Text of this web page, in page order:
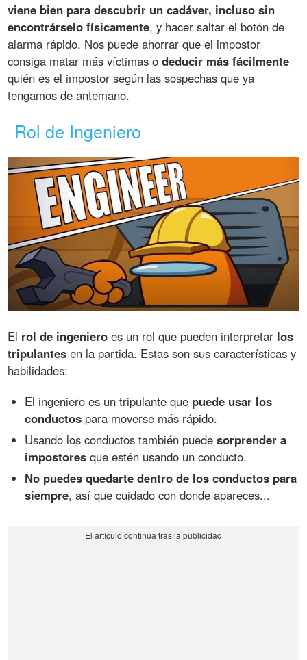
viene bien para descubrir un cadáver, incluso sin
encontrárselo físicamente, y hacer saltar el botón de
alarma rápido. Nos puede ahorrar que el impostor
consiga matar más víctimas odeducir más fácilmente
quién es el impostor según las sospechas que ya
tengamos de antemano.
Rol de Ingeniero
El rol de ingeniero es un rol que pueden interpretar los
tripulantes en la partida. Estas son sus características y
habilidades:
El ingeniero es un tripulante que puede usar los
conductos para moverse más rápido.
Usando los conductos también puedesorprender a
impostores que estén usando un conducto.
No puedes quedarte dentro de los conductos para
siempre, así que cuidado con donde apareces...